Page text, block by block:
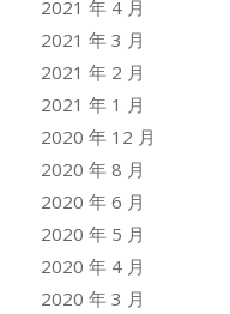
2021 年 4 月
2021 年 3 月
2021 年 2 月
2021 年 1 月
2020 年 12 月
2020 年 8 月
2020 年 6 月
2020 年 5 月
2020 年 4 月
2020 年 3 月